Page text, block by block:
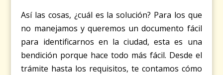
Así las cosas, ¿cuál es la solución? Para los que
no manejamos y queremos un documento fácil
para identificarnos en la ciudad, esta es una
bendición porque hace todo más fácil. Desde el
trámite hasta los requisitos, te contamos cómo